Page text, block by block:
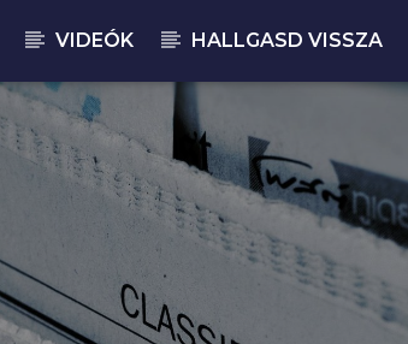
VIDEÓK HALLGASD VISSZA